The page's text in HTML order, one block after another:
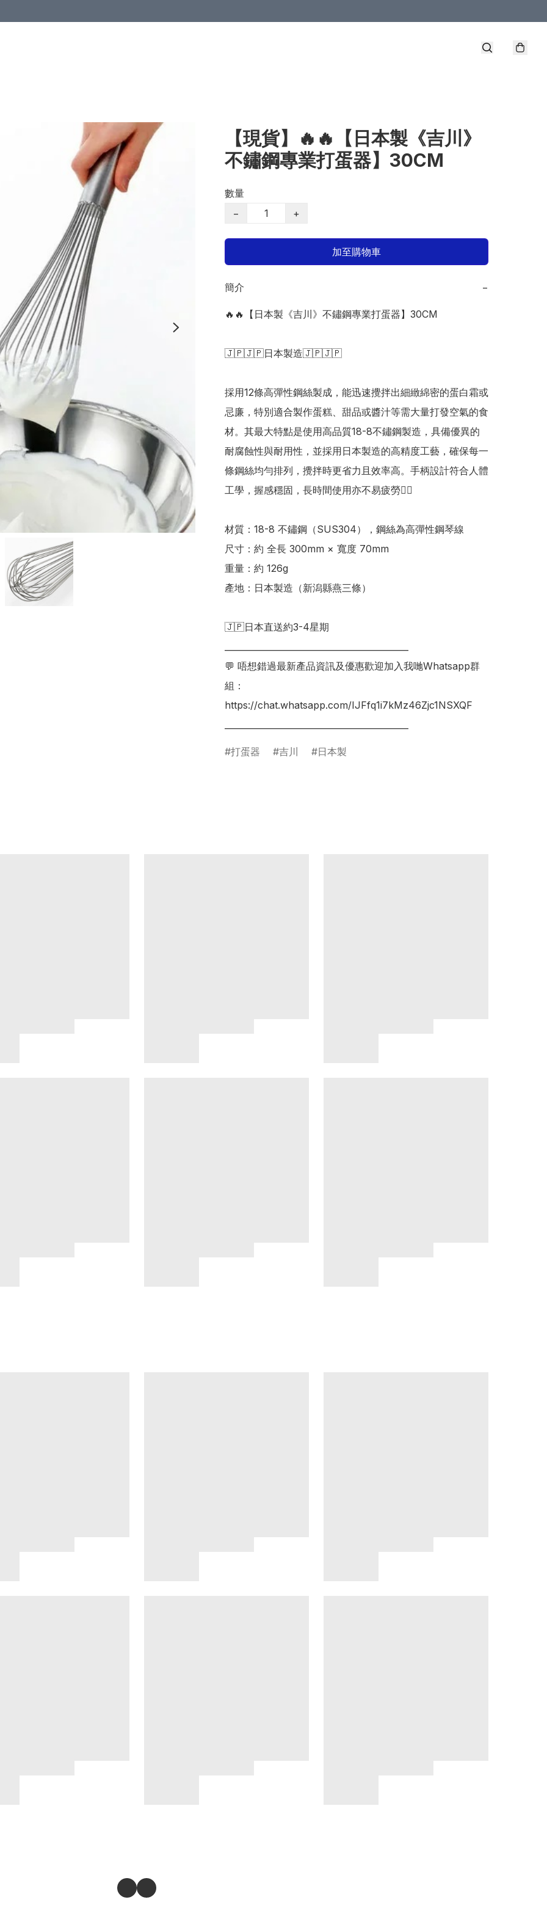
【現貨】🔥🔥【日本製《吉川》
不鏽鋼專業打蛋器】30CM
數量
−
+
加至購物車
簡介 −
🔥🔥【日本製《吉川》不鏽鋼專業打蛋器】30CM
🇯🇵🇯🇵日本製造🇯🇵🇯🇵
採用12條高彈性鋼絲製成，能迅速攪拌出細緻綿密的蛋白霜或
忌廉，特別適合製作蛋糕、甜品或醬汁等需大量打發空氣的食
材。其最大特點是使用高品質18-8不鏽鋼製造，具備優異的
耐腐蝕性與耐用性，並採用日本製造的高精度工藝，確保每一
條鋼絲均勻排列，攪拌時更省力且效率高。手柄設計符合人體
工學，握感穩固，長時間使用亦不易疲勞👍🏻
材質：18-8 不鏽鋼（SUS304），鋼絲為高彈性鋼琴線
尺寸：約 全長 300mm × 寬度 70mm
重量：約 126g
產地：日本製造（新潟縣燕三條）
🇯🇵日本直送約3-4星期
💬 唔想錯過最新產品資訊及優惠歡迎加入我哋Whatsapp群
組：
https://chat.whatsapp.com/IJFfq1i7kMz46Zjc1NSXQF
打蛋器 吉川 日本製